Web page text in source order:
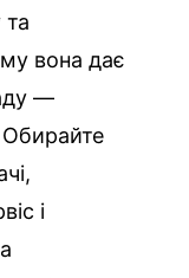
та
вона дає
—
Обирайте
і